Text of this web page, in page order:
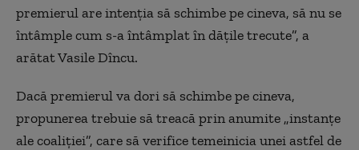
premierul are intenția să schimbe pe cineva, să nu se
întâmple cum s-a întâmplat în dățile trecute”, a
arătat Vasile Dîncu.
Dacă premierul va dori să schimbe pe cineva,
propunerea trebuie să treacă prin anumite „instanțe
ale coaliției”, care să verifice temeinicia unei astfel de